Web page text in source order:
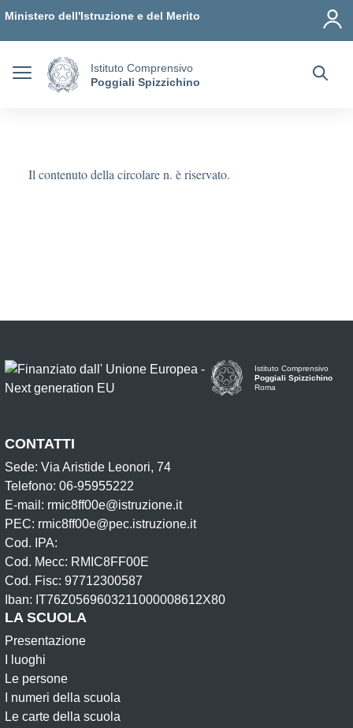
Ministero dell'Istruzione e del Merito
Istituto Comprensivo
Poggiali Spizzichino
Il contenuto della circolare n. è riservato.
Istituto Comprensivo
Poggiali Spizzichino
Roma
CONTATTI
Sede: Via Aristide Leonori, 74
Telefono: 06-95955222
E-mail: rmic8ff00e@istruzione.it
PEC: rmic8ff00e@pec.istruzione.it
Cod. IPA:
Cod. Mecc: RMIC8FF00E
Cod. Fisc: 97712300587
Iban: IT76Z0569603211000008612X80
LA SCUOLA
Presentazione
I luoghi
Le persone
I numeri della scuola
Le carte della scuola